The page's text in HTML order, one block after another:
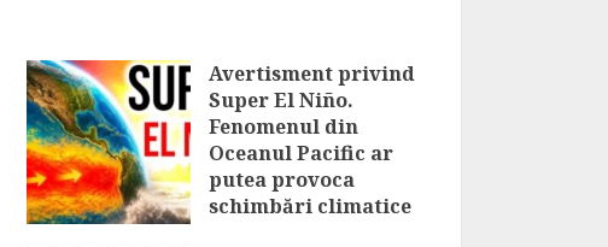
Avertisment privind
Super El Niño.
Fenomenul din
Oceanul Pacific ar
putea provoca
schimbări climatice